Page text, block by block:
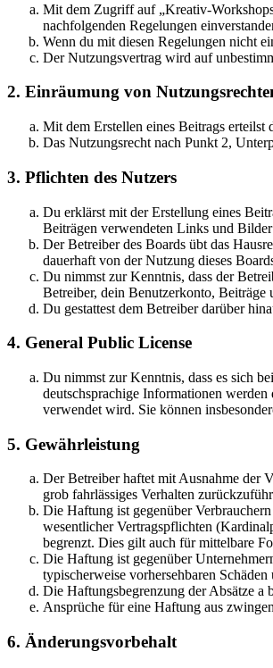
Mit dem Zugriff auf „Kreativ-
nachfolgenden Regelungen
Wenn du mit diesen Regelungen nicht
Der Nutzungsvertrag wird auf
2. Einräumung von
Mit dem Erstellen eines Beitrags erteilst
Das Nutzungsrecht nach Punkt 2,
3. Pflichten des Nutzers
Du erklärst mit der Erstellung eines
Beiträgen verwendeten Links und
Der Betreiber des Boards übt das
dauerhaft von der Nutzung dieses
Du nimmst zur Kenntnis, dass der
Betreiber, dein Benutzerkonto, Beiträge
Du gestattest dem Betreiber darüber
4. General Public License
Du nimmst zur Kenntnis, dass es sich
deutschsprachige Informationen
verwendet wird. Sie können
5. Gewährleistung
Der Betreiber haftet mit Ausnahme der
grob fahrlässiges Verhalten
Die Haftung ist gegenüber
wesentlicher Vertragspflichten
begrenzt. Dies gilt auch für mittelbare
Die Haftung ist gegenüber
typischerweise vorhersehbaren
Die Haftungsbegrenzung der Absätze a
Ansprüche für eine Haftung aus
6. Änderungsvorbehalt